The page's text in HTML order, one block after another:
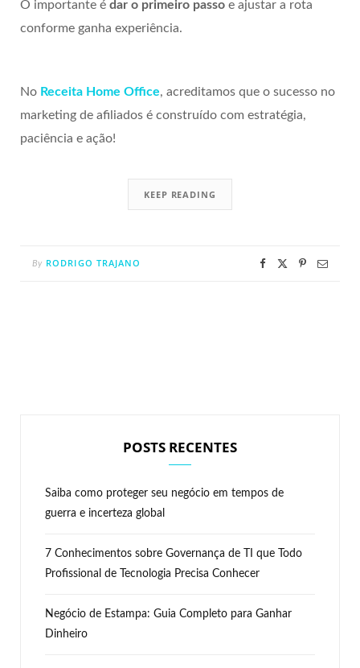
O importante é dar o primeiro passo e ajustar a rota
conforme ganha experiência.
No Receita Home Office, acreditamos que o sucesso no
marketing de afiliados é construído com estratégia,
paciência e ação!
KEEP READING
By RODRIGO TRAJANO
POSTS RECENTES
Saiba como proteger seu negócio em tempos de
guerra e incerteza global
7 Conhecimentos sobre Governança de TI que Todo
Profissional de Tecnologia Precisa Conhecer
Negócio de Estampa: Guia Completo para Ganhar
Dinheiro